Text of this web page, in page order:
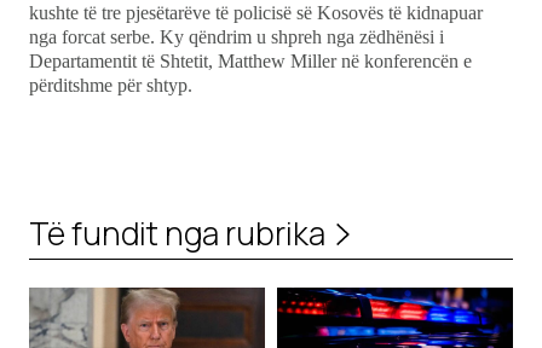
kushte të tre pjesëtarëve të policisë së Kosovës të kidnapuar
nga forcat serbe. Ky qëndrim u shpreh nga zëdhënësi i
Departamentit të Shtetit, Matthew Miller në konferencën e
përditshme për shtyp.
Të fundit nga rubrika